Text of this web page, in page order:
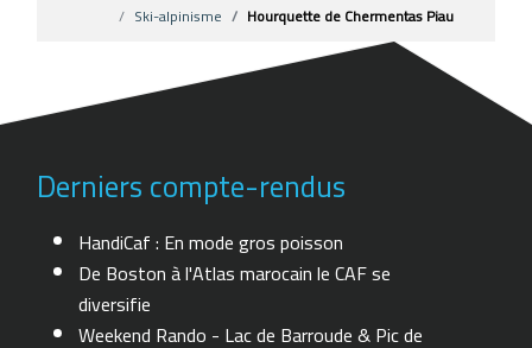
Ski-alpinisme
Hourquette de Chermentas Piau
Derniers compte-rendus
HandiCaf : En mode gros poisson
De Boston à l'Atlas marocain le CAF se
diversifie
Weekend Rando - Lac de Barroude & Pic de